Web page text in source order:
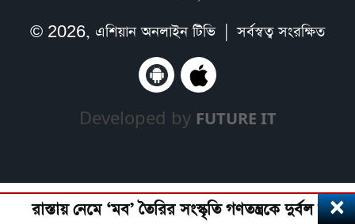
© 2026, এশিয়ান অনলাইন টিভি| সর্বস্বত্ব সংরক্ষিত
Developed by FUTURE IT
রাস্তায় নেমে ‘মব’ তৈরির সংস্কৃতি গণতন্ত্রকে দুর্বল×